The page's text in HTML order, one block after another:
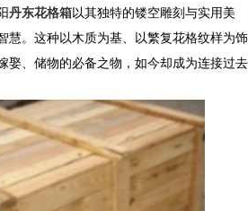
丹东花格箱以其独特的镂空雕刻与实用美
慧。这种以木质为基、以繁复花格纹样为饰
娶、储物的必备之物，如今却成为连接过去